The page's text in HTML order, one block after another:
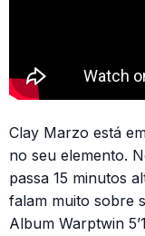
Clay Marzo está
no seu elemento.
passa 15 minutos
falam muito sobre
Album Warptwin